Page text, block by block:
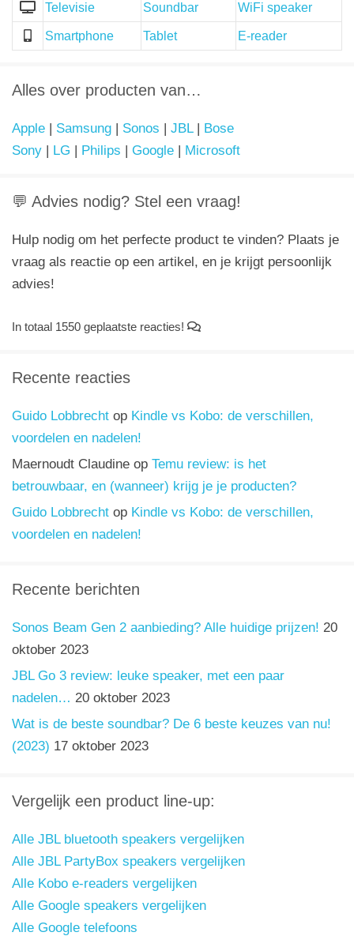
Televisie Soundbar WiFi speaker
Smartphone Tablet E-reader
Alles over producten van…
Apple | Samsung | Sonos | JBL| Bose
Sony | LG | Philips | Google | Microsoft
💬 Advies nodig? Stel een vraag!
Hulp nodig om het perfecte product te vinden? Plaats je
vraag als reactie op een artikel, en je krijgt persoonlijk
advies!
In totaal 1550 geplaatste reacties!
Recente reacties
Guido Lobbrecht op Kindle vs Kobo: de verschillen,
voordelen en nadelen!
Maernoudt Claudine op Temu review: is het
betrouwbaar, en (wanneer) krijg je je producten?
Guido Lobbrecht op Kindle vs Kobo: de verschillen,
voordelen en nadelen!
Recente berichten
Sonos Beam Gen 2 aanbieding? Alle huidige prijzen! 20
oktober 2023
JBL Go 3 review: leuke speaker, met een paar
nadelen… 20 oktober 2023
Wat is de beste soundbar? De 6 beste keuzes van nu!
(2023) 17 oktober 2023
Vergelijk een product line-up:
Alle JBL bluetooth speakers vergelijken
Alle JBL PartyBox speakers vergelijken
Alle Kobo e-readers vergelijken
Alle Google speakers vergelijken
Alle Google telefoons